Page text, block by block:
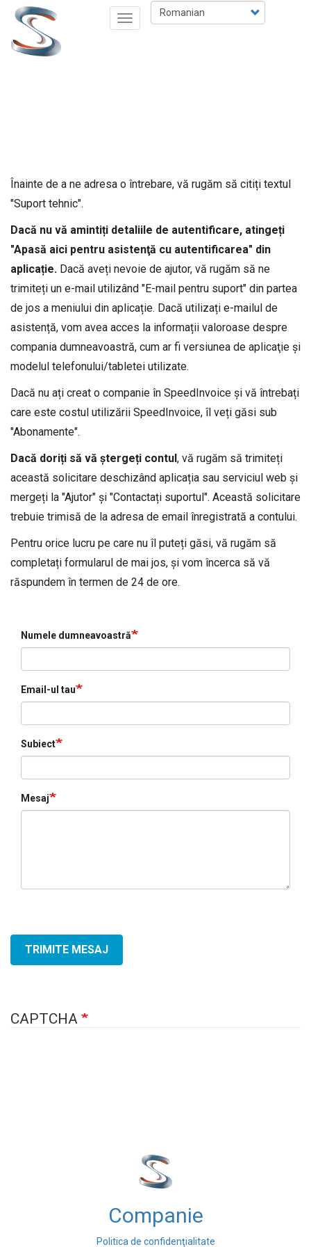
Mergi
conţinutul
principal
Select
your
Toggle
Înainte de a ne adresa o întrebare, vă rugăm să citiți textul
"Suport tehnic".
Dacă nu vă amintiți detaliile de autentificare, atingeți
"Apasă aici pentru asistenţă cu autentificarea" din
aplicație. Dacă aveți nevoie de ajutor, vă rugăm să ne
trimiteți un e-mail utilizând "E-mail pentru suport" din partea
de jos a meniului din aplicație. Dacă utilizați e-mailul de
asistență, vom avea acces la informații valoroase despre
compania dumneavoastră, cum ar fi versiunea de aplicaţie şi
modelul telefonului/tabletei utilizate.
Dacă nu ați creat o companie în SpeedInvoice și vă întrebați
care este costul utilizării SpeedInvoice, îl veți găsi sub
"Abonamente".
Dacă doriți să vă ștergeți contul, vă rugăm să trimiteți
această solicitare deschizând aplicația sau serviciul web și
mergeți la "Ajutor" și "Contactați suportul". Această solicitare
trebuie trimisă de la adresa de email înregistrată a contului.
Pentru orice lucru pe care nu îl puteți găsi, vă rugăm să
completați formularul de mai jos, și vom încerca să vă
răspundem în termen de 24 de ore.
Numele dumneavoastră
Email-ul tau
Subiect
Mesaj
TRIMITE MESAJ
CAPTCHA
Companie
Politica de confidenţialitate